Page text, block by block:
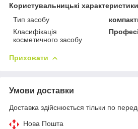
Користувальницькі характеристики
Тип засобу
Класифікація
косметичного засобу
Приховати
Умови доставки
Доставка здійснюється тільки по
Нова Пошта